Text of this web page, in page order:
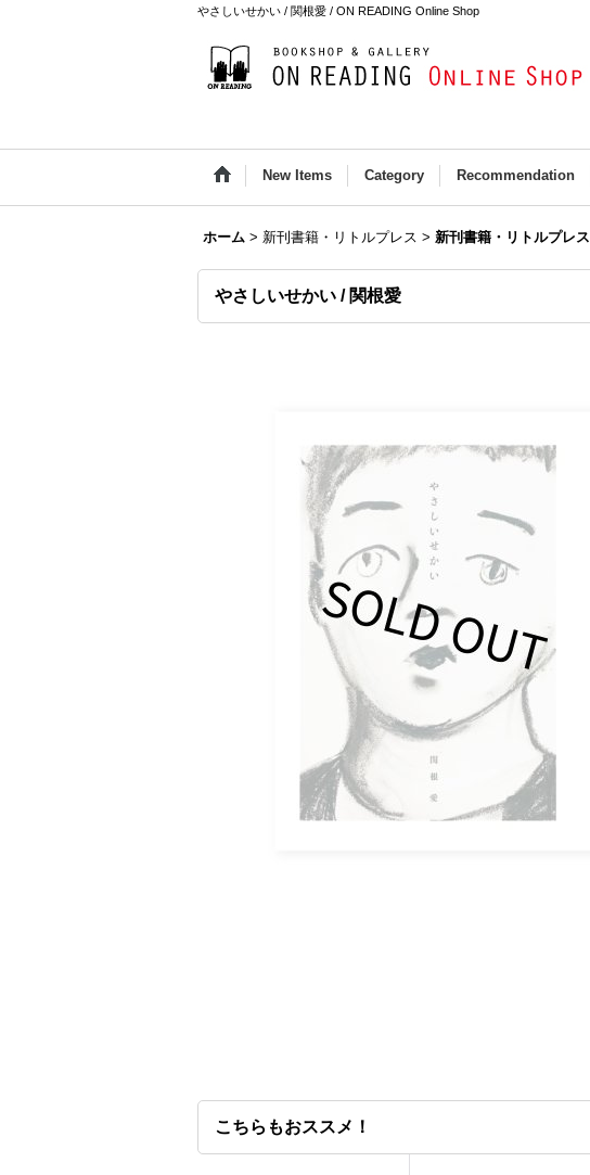
やさしいせかい / 関根愛 / ON READING Online Shop
New Items Category Recommendation
ホーム > 新刊書籍・リトルプレス > 新刊書籍・リトルプレス
やさしいせかい / 関根愛
こちらもおススメ！